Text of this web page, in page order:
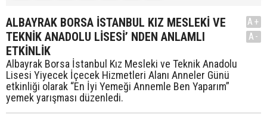
ALBAYRAK BORSA İSTANBUL KIZ MESLEKİ VE
TEKNİK ANADOLU LİSESİ’ NDEN ANLAMLI
ETKİNLİK
​​​​​​​Albayrak Borsa İstanbul Kız Mesleki ve Teknik Anadolu
Lisesi Yiyecek İçecek Hizmetleri Alanı Anneler Günü
etkinliği olarak “En İyi Yemeği Annemle Ben Yaparım”
yemek yarışması düzenledi.
A+
A-